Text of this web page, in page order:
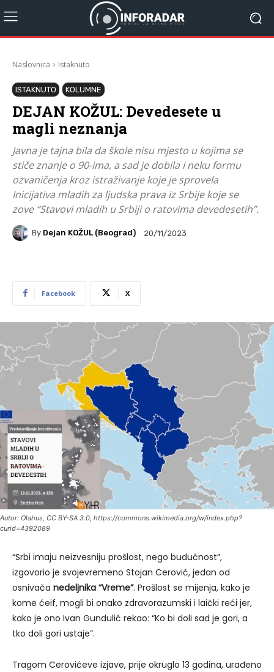
Naslovnica Istaknuto
ISTAKNUTO KOLUMNE
DEJAN KOŽUL: Devedesete u
magli neznanja
Javna je tajna bila da škole nisu mjesto u kojima se
stiče znanje o 90-ima, a sad je dobila i neku formu
ozvaničenja kroz istraživanje koje je sprovela
Inicijativa mladih za ljudska prava iz Srbije koje se
zove “Stavovi mladih u Srbiji o ratovima devedesetih”.
By Dejan KOŽUL (Beograd) 20/11/2023
Facebook X
Autor: Olahus, CC BY-SA 3.0, https://commons.wikimedia.org/w/index.php?
curid=4392089
“Srbi imaju neizvesniju prošlost, nego budućnost”,
izgovorio je svojevremeno Stojan Cerović, jedan od
osnivača nedeljnika “Vreme”. Prošlost se mijenja, kako je
kome ćeif, mogli bi onako zdravorazumski i laički reći jer,
kako je ono Ivan Gundulić rekao: “Ko bi doli sad je gori, a
tko doli gori ustaje”.
Tragom Cerovićeve izjave, prije okruglo 13 godina, urađeno